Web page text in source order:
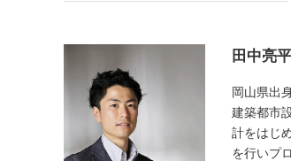
田中亮
岡山県出
建築都市
計をはじ
を行いプ